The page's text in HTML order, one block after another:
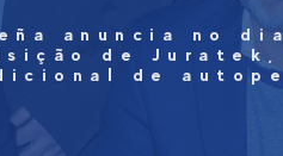
anuncia no dia
de Juratek,
de